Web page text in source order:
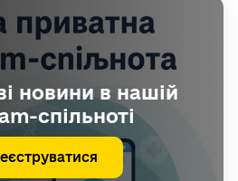
новини в нашій
спільноті